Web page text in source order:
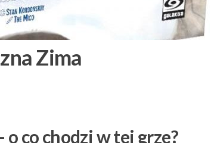
Zima
co chodzi w tej grze?